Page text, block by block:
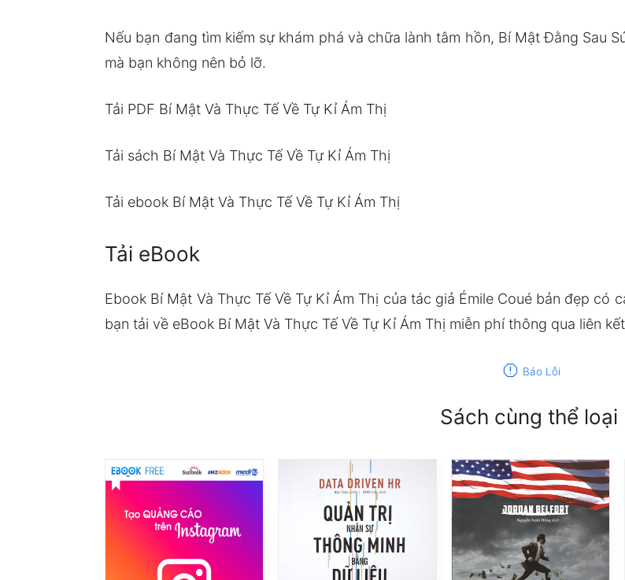
Nếu bạn đang tìm kiếm sự khám phá và chữa lành tâm hồn, Bí Mật Đằng Sau
mà bạn không nên bỏ lỡ.
Tải PDF Bí Mật Và Thực Tế Về Tự Kỉ Ám Thị
Tải sách Bí Mật Và Thực Tế Về Tự Kỉ Ám Thị
Tải ebook Bí Mật Và Thực Tế Về Tự Kỉ Ám Thị
Tải eBook
Ebook Bí Mật Và Thực Tế Về Tự Kỉ Ám Thị của tác giả Émile Coué bản đẹp có
bạn tải về eBook Bí Mật Và Thực Tế Về Tự Kỉ Ám Thị miễn phí thông qua liên
report Báo Lỗi
Sách cùng thể loại